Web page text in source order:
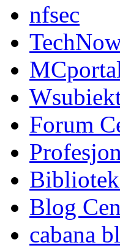
nfsec
Forum
Blog
cabana